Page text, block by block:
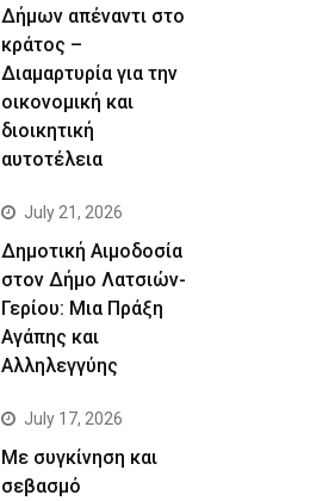
Δήμων απέναντι στο
κράτος –
Διαμαρτυρία για την
οικονομική και
διοικητική
αυτοτέλεια
July 21, 2026
Δημοτική Αιμοδοσία
στον Δήμο Λατσιών-
Γερίου: Μια Πράξη
Αγάπης και
Αλληλεγγύης
July 17, 2026
Με συγκίνηση και
σεβασμό